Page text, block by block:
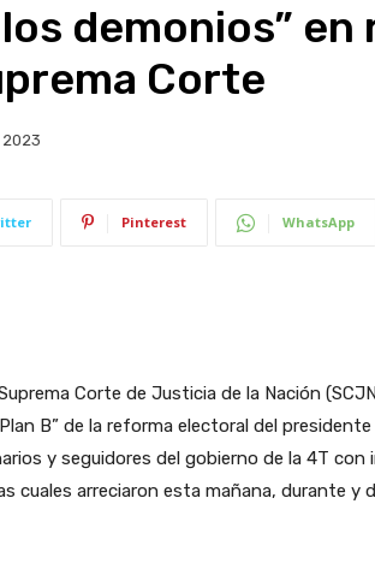
demonios” en
Corte
2023
Pinterest WhatsApp
Corte de Justicia de la Nación
B” de la reforma electoral del
y seguidores del gobierno de la 4T
cuales arreciaron esta mañana, durante y